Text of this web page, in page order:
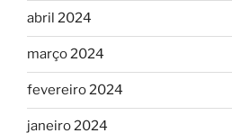
abril 2024
março 2024
fevereiro 2024
janeiro 2024